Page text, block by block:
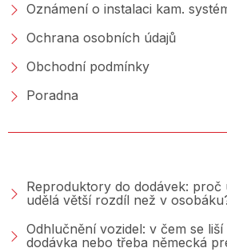
Oznámení o instalaci kam.
Ochrana osobních údajů
Obchodní podmínky
Poradna
Reproduktory do dodávek: proč
udělá větší rozdíl než v
Odhlučnění vozidel: v čem se
dodávka nebo třeba německá